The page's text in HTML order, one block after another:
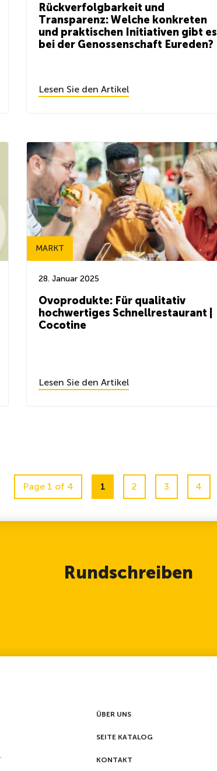
Rückverfolgbarkeit und
Transparenz: Welche konkreten
und praktischen Initiativen gibt es
bei der Genossenschaft Eureden?
Lesen Sie den Artikel
MARKT
28. Januar 2025
Ovoprodukte: Für qualitativ
hochwertiges Schnellrestaurant |
Cocotine
Lesen Sie den Artikel
Page 1 of 4 1 2 3 4
Rundschreiben
ÜBER UNS
SEITE KATALOG
KONTAKT